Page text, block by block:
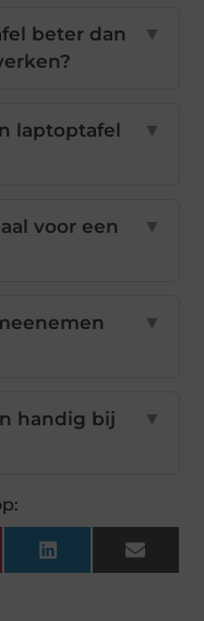
beter dan
▼
laptoptafel
▼
voor een
▼
▼
handig bij
▼
LinkedInEmail